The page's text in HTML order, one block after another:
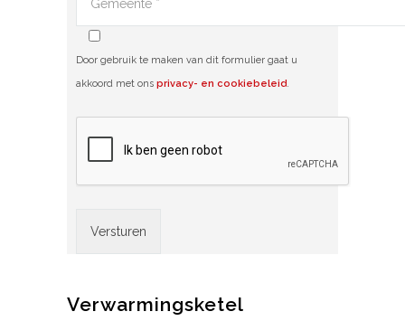
Door gebruik te maken van dit formulier gaat u
akkoord met ons privacy- en cookiebeleid.
Verwarmingsketel